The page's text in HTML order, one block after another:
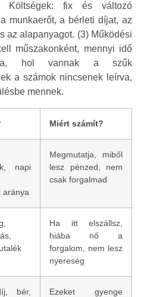
Költségek: fix és változó
munkaerőt, a bérleti díjat, az
az alapanyagot. (3) Működési
műszakonként, mennyi idő
hol vannak a szűk
a számok nincsenek leírva,
mennek.
Miért számít?
napi
aránya
Megmutatja, miből
lesz pénzed, nem
csak forgalmad
Ha itt elszállsz,
hiába nő a
forgalom, nem lesz
nyereség
bér,
Ezeket gyenge